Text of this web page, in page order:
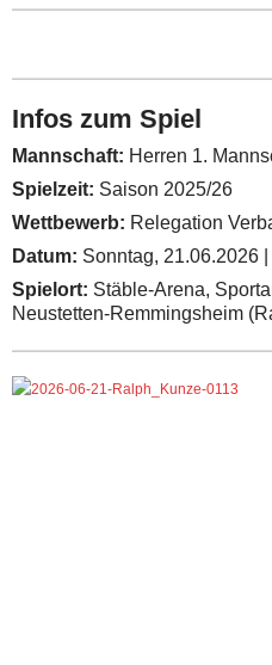
Infos zum Spiel
Mannschaft: Herren 1.
Spielzeit: Saison 2025/26
Wettbewerb: Relegation
Datum: Sonntag, 21.06.2026
Spielort: Stäble-Arena,
Neustetten-Remmingsheim